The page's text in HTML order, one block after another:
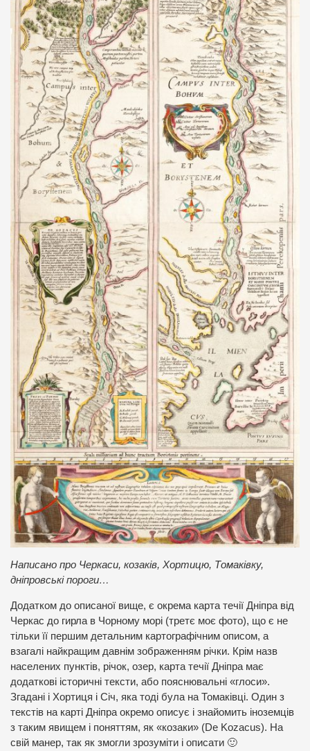
Написано про Черкаси, козаків, Хортицю, Томаківку,
дніпровські пороги…
Додатком до описаної вище, є окрема карта течії Дніпра від
Черкас до гирла в Чорному морі (третє моє фото), що є не
тільки її першим детальним картографічним описом, а
взагалі найкращим давнім зображенням річки. Крім назв
населених пунктів, річок, озер, карта течії Дніпра має
додаткові історичні тексти, або пояснювальні «глоси».
Згадані і Хортиця і Січ, яка тоді була на Томаківці. Один з
текстів на карті Дніпра окремо описує і знайомить іноземців
з таким явищем і поняттям, як «козаки» (De Kozacus). На
свій манер, так як змогли зрозуміти і описати 🙂